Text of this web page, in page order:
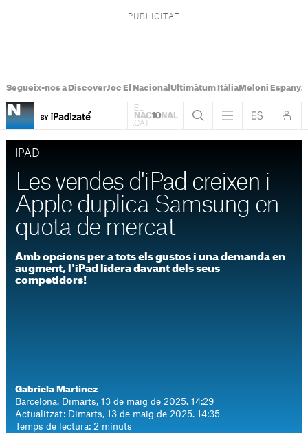
Segueix-nos a DiscoverJoc El Nacional Ultimàtum ItàliaMeloni Espanya
IPAD
Les vendes d'iPad creixen i
Apple duplica Samsung en
quota de mercat
Amb opcions per a tots els gustos i una demanda en
augment, l'iPad lidera davant dels seus
competidors!
Gabriela Martínez
Barcelona. Dimarts, 13 de maig de 2025. 14:29
Actualitzat: Dimarts, 13 de maig de 2025. 14:35
Temps de lectura: 2 minuts